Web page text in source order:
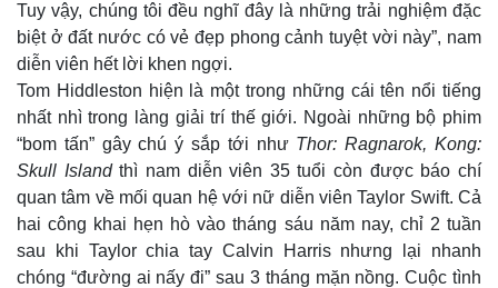
Tuy vậy, chúng tôi đều nghĩ đây là những trải nghiệm đặc
biệt ở đất nước có vẻ đẹp phong cảnh tuyệt vời này”, nam
diễn viên hết lời khen ngợi.
Tom Hiddleston hiện là một trong những cái tên nổi tiếng
nhất nhì trong làng giải trí thế giới. Ngoài những bộ phim
“bom tấn” gây chú ý sắp tới như Thor: Ragnarok, Kong:
Skull Islandthì nam diễn viên 35 tuổi còn được báo chí
quan tâm về mối quan hệ với nữ diễn viên Taylor Swift. Cả
hai công khai hẹn hò vào tháng sáu năm nay, chỉ 2 tuần
sau khi Taylor chia tay Calvin Harris nhưng lại nhanh
chóng “đường ai nấy đi” sau 3 tháng mặn nồng. Cuộc tình